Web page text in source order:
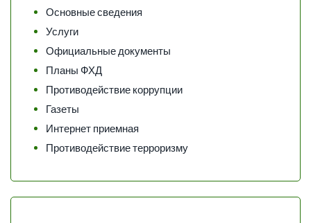
Основные сведения
Услуги
Официальные документы
Планы ФХД
Противодействие коррупции
Газеты
Интернет приемная
Противодействие терроризму